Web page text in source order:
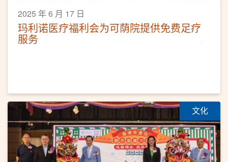
2025 年 6 月 17 日
玛利诺医疗福利会为可荫院提供免费足疗
服务
文化